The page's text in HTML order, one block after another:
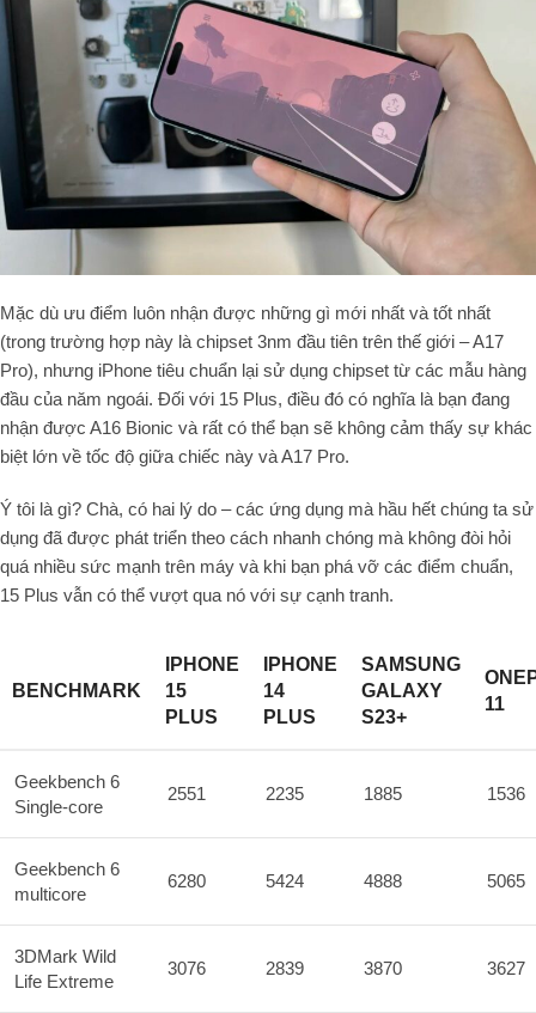
Mặc dù ưu điểm luôn nhận được những gì mới nhất và tốt nhất
(trong trường hợp này là chipset 3nm đầu tiên trên thế giới – A17
Pro), nhưng iPhone tiêu chuẩn lại sử dụng chipset từ các mẫu hàng
đầu của năm ngoái. Đối với 15 Plus, điều đó có nghĩa là bạn đang
nhận được A16 Bionic và rất có thể bạn sẽ không cảm thấy sự khác
biệt lớn về tốc độ giữa chiếc này và A17 Pro.
Ý tôi là gì? Chà, có hai lý do – các ứng dụng mà hầu hết chúng ta sử
dụng đã được phát triển theo cách nhanh chóng mà không đòi hỏi
quá nhiều sức mạnh trên máy và khi bạn phá vỡ các điểm chuẩn,
15 Plus vẫn có thể vượt qua nó với sự cạnh tranh.
BENCHMARK
IPHONE
15
PLUS
IPHONE
14
PLUS
SAMSUNG
GALAXY
S23+
11
Geekbench 6
Single-core
2551 2235 1885 1536
Geekbench 6
multicore
6280 5424 4888 5065
3DMark Wild
Life Extreme
3076 2839 3870 3627